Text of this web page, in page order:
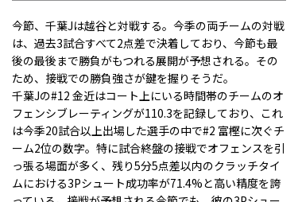
今節、千葉Jは越谷と対戦する。今季の両チームの対戦
は、過去3試合すべて2点差で決着しており、今節も最
後の最後まで勝負がもつれる展開が予想される。その
ため、接戦での勝負強さが鍵を握りそうだ。
千葉Jの#12 金近はコート上にいる時間帯のチームのオ
フェンシブレーティングが110.3を記録しており、これ
は今季20試合以上出場した選手の中で#2 富樫に次ぐチ
ーム2位の数字。特に試合終盤の接戦でオフェンスを引
っ張る場面が多く、残り5分5点差以内のクラッチタイ
ムにおける3Pシュート成功率が71.4%と高い精度を誇